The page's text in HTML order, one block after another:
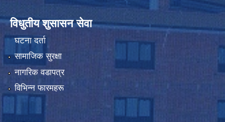
विधुतीय शुसासन सेवा
घटना दर्ता
सामाजिक सुरक्षा
नागरिक वडापत्र
विभिन्न फारमहरू